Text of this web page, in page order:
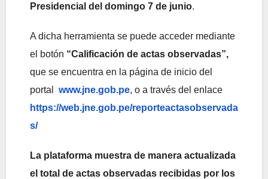
Presidencial del domingo 7 de junio.
A dicha herramienta se puede acceder mediante
el botón “Calificación de actas observadas”,
que se encuentra en la página de inicio del
portal
www.jne.gob.pe, o a través del enlace
https://web.jne.gob.pe/reporteactasobservada
s/
La plataforma muestra de manera actualizada
el total de actas observadas recibidas por los